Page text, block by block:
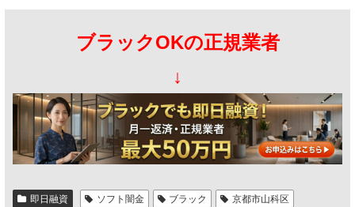
ブラックOKの正規業者
↓
即日融資 ソフト闇金 ブラック
京都市山科区